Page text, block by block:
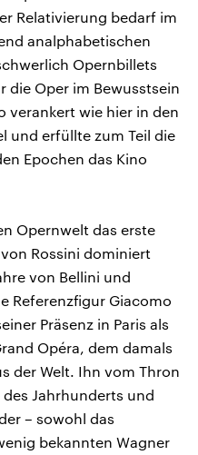
Relativierung bedarf im
analphabetischen
Opernbillets
die Oper im Bewusstsein
verankert wie hier in den
und erfüllte zum Teil die
Epochen das Kino
Opernwelt das erste
Rossini dominiert
von Bellini und
Referenzfigur Giacomo
Präsenz in Paris als
Opéra, dem damals
der Welt. Ihn vom Thron
Jahrhunderts und
– sowohl das
bekannten Wagner